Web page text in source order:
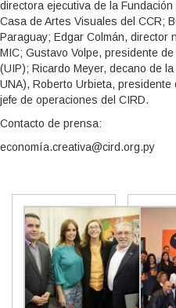
directora ejecutiva de la
Casa de Artes Visuales del CCR;
Paraguay; Edgar Colmán, director
MIC; Gustavo Volpe, presidente
(UIP); Ricardo Meyer, decano de
UNA), Roberto Urbieta,
jefe de operaciones del CIRD.
Contacto de prensa:
economía.creativa@cird.org.py